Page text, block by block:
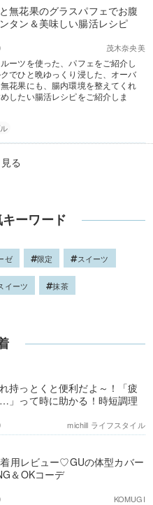
無花果のグラスパフェでお腹
タン＆美味しい腸活レシピ
茂木奈央美
ーツを使った、パフェをご紹介し
でひと晩ゆっくり浸した、オーバ
花果にも、腸内環境を整えてくれ
したい腸活レシピをご紹介しま
る
ーワード
ゼ 限定 スイーツ
イーツ 抹茶
持っとくと便利だよ～！「疲
」って時に助かる！時短調理
michill ライフスタイル
用レビュー♡GUの体型カバー
＆OKコーデ
KOMUGI